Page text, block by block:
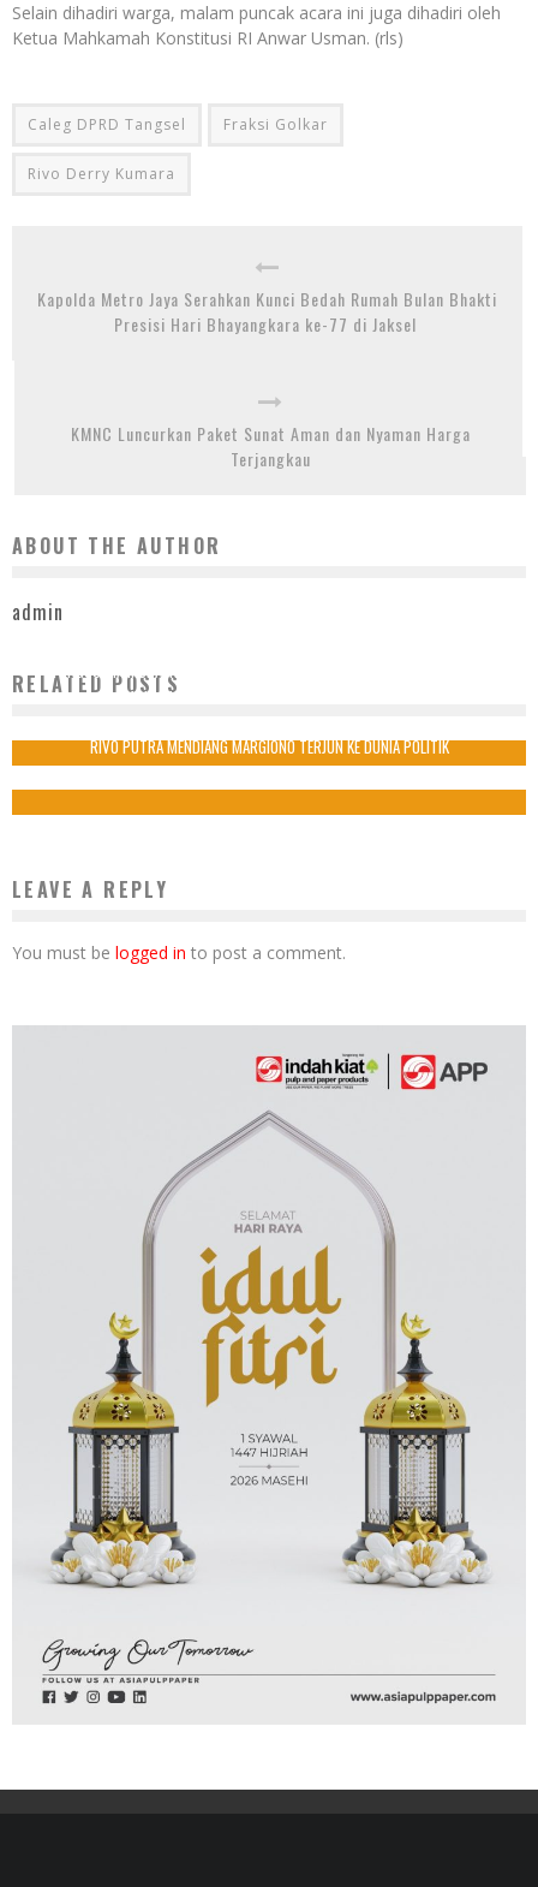
Selain dihadiri warga, malam puncak acara ini juga dihadiri oleh
Ketua Mahkamah Konstitusi RI Anwar Usman. (rls)
Caleg DPRD Tangsel Fraksi Golkar
Rivo Derry Kumara
Kapolda Metro Jaya Serahkan Kunci Bedah Rumah Bulan Bhakti
Presisi Hari Bhayangkara ke-77 di Jaksel
KMNC Luncurkan Paket Sunat Aman dan Nyaman Harga
Terjangkau
ABOUT THE AUTHOR
admin
RELATED POSTS
PENGUSAHA MUDA, RIVO DERRY KUMARA MANTAPKAN LANGKAH BERSAMA
MASYARAKAT MEMBANGUN TANGSEL UNTUK SEMUA
RIVO PUTRA MENDIANG MARGIONO TERJUN KE DUNIA POLITIK
LEAVE A REPLY
You must be logged in to post a comment.